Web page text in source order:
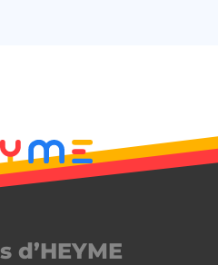
d’HEYME